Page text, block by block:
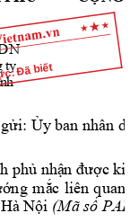
Đã biết
ty
nh
gửi: Ủy ban nhân
phủ nhận được
mắc liên quan
Nội (Mã số